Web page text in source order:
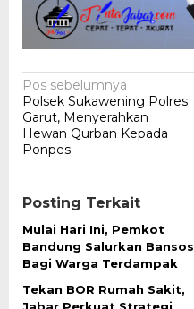
Navigasi
pos
Pos sebelumnya
Polsek Sukawening Polres
Garut, Menyerahkan
Hewan Qurban Kepada
Ponpes
Posting Terkait
Mulai Hari Ini, Pemkot
Bandung Salurkan Bansos
Bagi Warga Terdampak
Tekan BOR Rumah Sakit,